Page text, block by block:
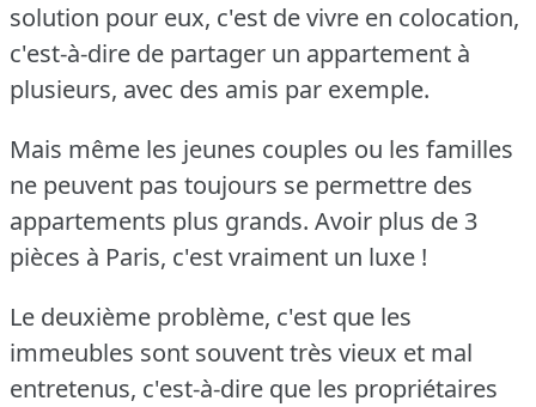
solution pour eux, c'est de vivre en colocation,
c'est-à-dire de partager un appartement à
plusieurs, avec des amis par exemple.
Mais même les jeunes couples ou les familles
ne peuvent pas toujours se permettre des
appartements plus grands. Avoir plus de 3
pièces à Paris, c'est vraiment un luxe !
Le deuxième problème, c'est que les
immeubles sont souvent très vieux et mal
entretenus, c'est-à-dire que les propriétaires